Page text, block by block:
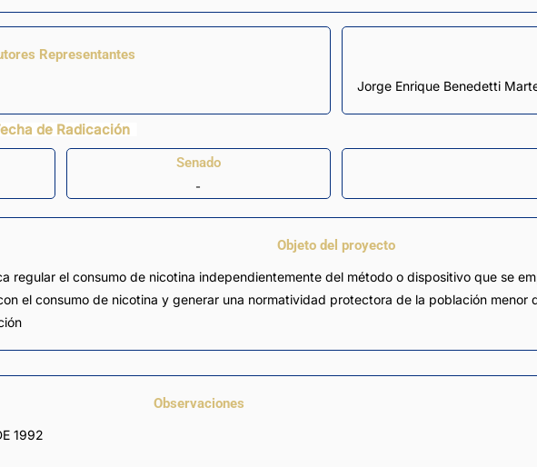
Representantes
Jorge Enrique Benedetti
de Radicación
Senado
-
Objeto del proyecto
regular el consumo de nicotina independientemente del método o dispositivo que se
el consumo de nicotina y generar una normatividad protectora de la población
Observaciones
1992